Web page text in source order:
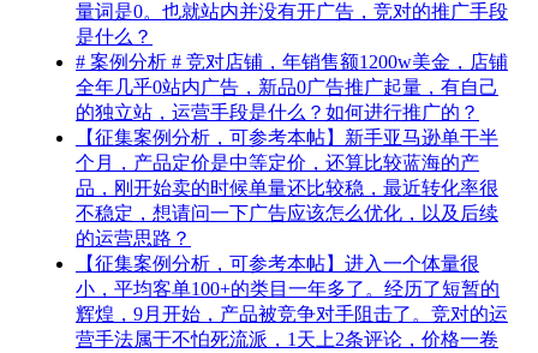
量词是0。也就站内并没有开广告，竞对的推广手段
是什么？
# 案例分析 # 竞对店铺，年销售额1200w美金，店铺
全年几乎0站内广告，新品0广告推广起量，有自己
的独立站，运营手段是什么？如何进行推广的？
【征集案例分析，可参考本帖】新手亚马逊单干半
个月，产品定价是中等定价，还算比较蓝海的产
品，刚开始卖的时候单量还比较稳，最近转化率很
不稳定，想请问一下广告应该怎么优化，以及后续
的运营思路？
【征集案例分析，可参考本帖】进入一个体量很
小，平均客单100+的类目一年多了。经历了短暂的
辉煌，9月开始，产品被竞争对手阻击了。竞对的运
营手法属于不怕死流派，1天上2条评论，价格一卷